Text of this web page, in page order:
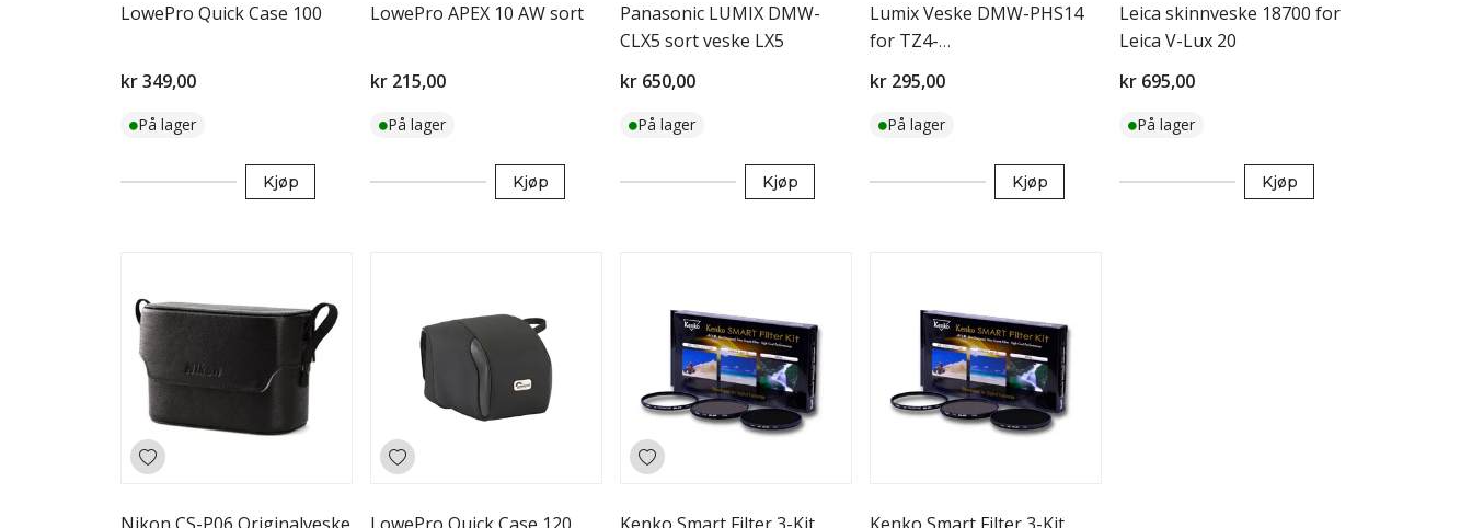
LowePro Quick Case 100
kr 349,00
På lager
Kjøp
LowePro APEX 10 AW sort
kr 215,00
På lager
Kjøp
Panasonic LUMIX DMW-
CLX5 sort veske LX5
kr 650,00
På lager
Kjøp
Lumix Veske DMW-PHS14
for TZ4-
kr 295,00
På lager
Kjøp
Leica skinnveske 18700 for
Leica V-Lux 20
kr 695,00
På lager
Kjøp